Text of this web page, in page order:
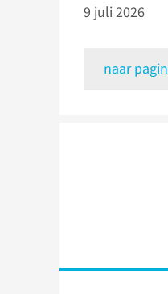
9 juli 2026
naar